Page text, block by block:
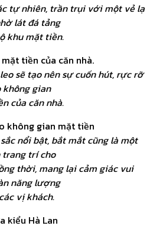
tự nhiên, trần trụi với một vẻ lạ
lát đá tảng
khu mặt tiền.
sẽ tạo nên sự cuốn hút, rực rỡ
không gian
của căn nhà.
nổi bật, bắt mắt cũng là một
trang trí cho
thời, mang lại cảm giác vui
năng lượng
vị khách.